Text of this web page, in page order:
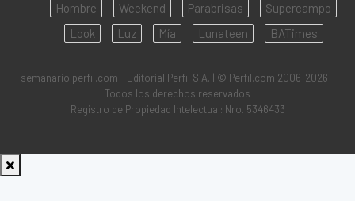
Hombre
Weekend Parabrisas
Supercampo
Look
Luz Mía Lunateen BATimes
semanario.perfil.com - Editorial Perfil S.A. | © Perfil.com 2006-2026 -
Todos los derechos reservados
Registro de Propiedad Intelectual: Nro. 5346433